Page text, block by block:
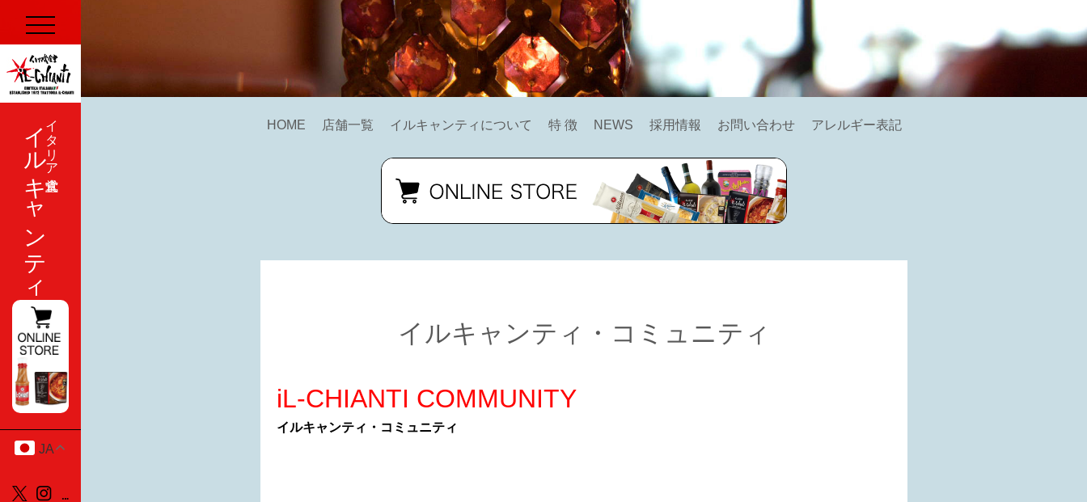
イタリア式食堂
イルキャンティ
JA
HOME 店舗一覧 イルキャンティについて 特 徴 NEWS 採用情報 お問い合わせ アレルギー表記
イルキャンティ・コミュニティ
iL-CHIANTI COMMUNITY
イルキャンティ・コミュニティ